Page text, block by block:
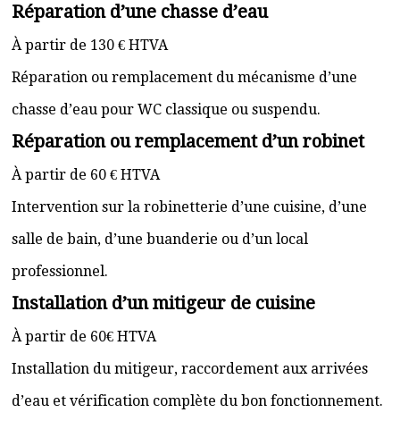
Réparation d’une chasse d’eau
À partir de 130 € HTVA
Réparation ou remplacement du mécanisme d’une
chasse d’eau pour WC classique ou suspendu.
Réparation ou remplacement d’un robinet
À partir de 60 € HTVA
Intervention sur la robinetterie d’une cuisine, d’une
salle de bain, d’une buanderie ou d’un local
professionnel.
Installation d’un mitigeur de cuisine
À partir de 60€ HTVA
Installation du mitigeur, raccordement aux arrivées
d’eau et vérification complète du bon fonctionnement.